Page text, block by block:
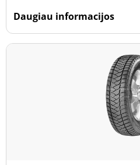
Daugiau informacijos